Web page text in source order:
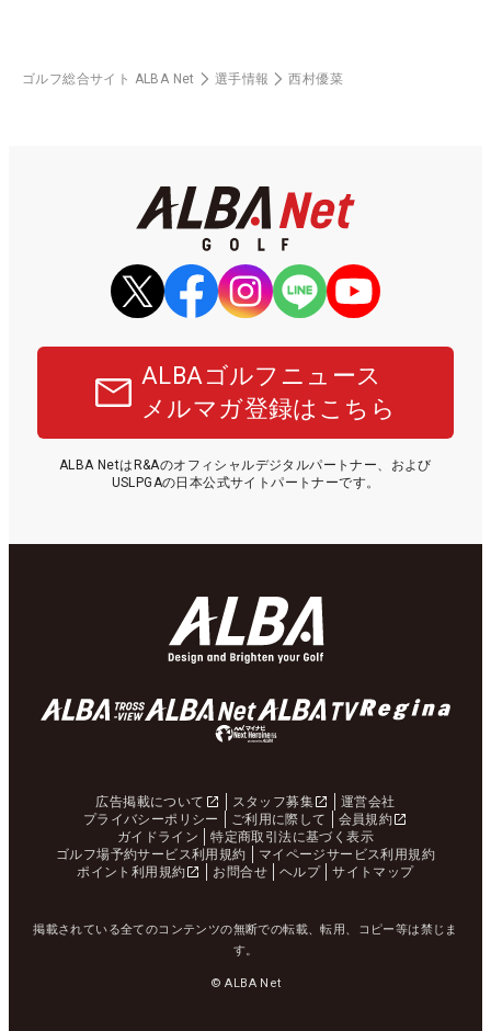
ゴルフ総合サイト ALBA Net 選手情報 西村優菜
ALBAゴルフニュース
メルマガ登録はこちら
ALBA NetはR&Aのオフィシャルデジタルパートナー、および
USLPGAの日本公式サイトパートナーです。
広告掲載について スタッフ募集
運営会社
プライバシーポリシー
ご利用に際して
会員規約
ガイドライン
特定商取引法に基づく表示
ゴルフ場予約サービス利用規約
マイページサービス利用規約
ポイント利用規約
お問合せ ヘルプ サイトマップ
掲載されている全てのコンテンツの無断での転載、転用、コピー等は禁じま
す。
© ALBA Net